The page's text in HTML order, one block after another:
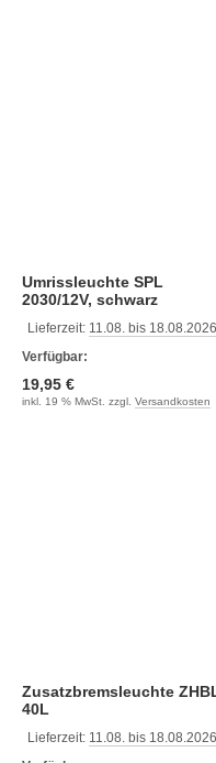
Umrissleuchte SPL
2030/12V, schwarz
Lieferzeit: 11.08. bis 18.08.2026
Verfügbar:
19,95 €
inkl. 19 % MwSt. zzgl. Versandkosten
Zusatzbremsleuchte
40L
Lieferzeit: 11.08. bis 18.08.2026